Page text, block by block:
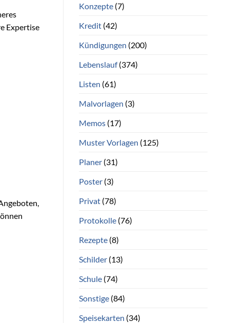
Expertise
Konzepte(7)
Kredit(42)
Kündigungen (200)
Lebenslauf(374)
Listen (61)
Malvorlagen (3)
Memos(17)
Muster Vorlagen (125)
Planer(31)
Poster(3)
Privat(78)
Protokolle(76)
Rezepte(8)
Schilder(13)
Schule(74)
Sonstige(84)
Speisekarten (34)